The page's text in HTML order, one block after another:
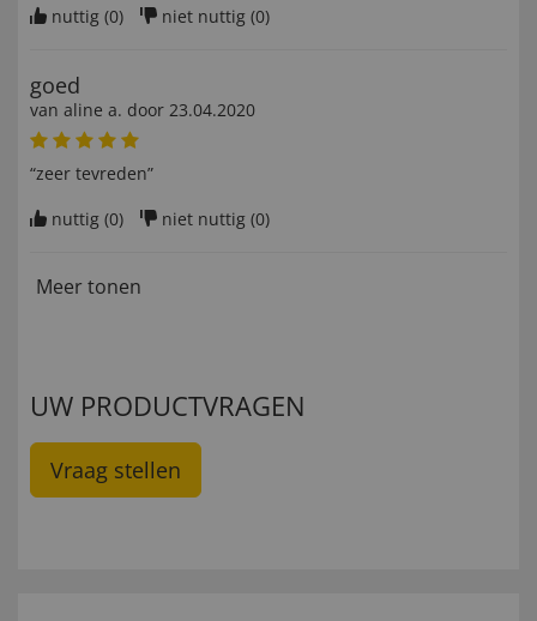
nuttig (0) niet nuttig (0)
goed
van aline a. door 23.04.2020
“zeer tevreden”
nuttig (0) niet nuttig (0)
Meer tonen
UW PRODUCTVRAGEN
Vraag stellen